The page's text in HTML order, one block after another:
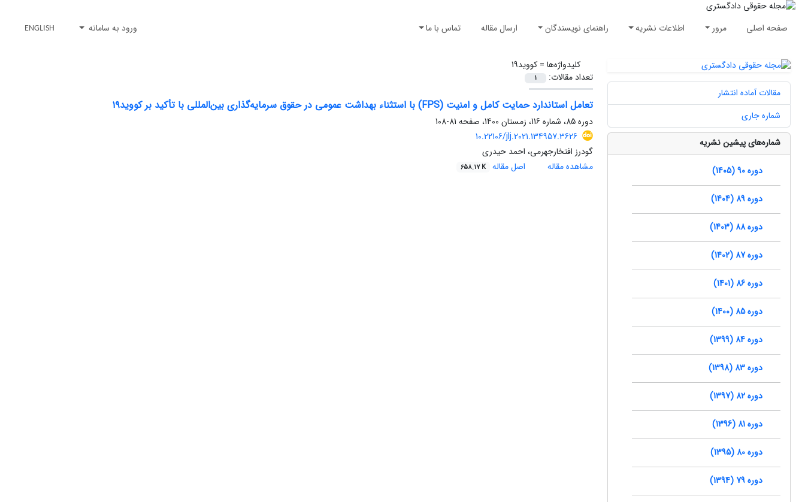
صفحه اصلی مرور اطلاعات نشریه راهنمای نویسندگان ارسال مقاله تماس با ما ورود به سامانه ENGLISH
کلیدواژه‌ها =کووید19
تعداد مقالات:
1
تعامل استاندارد حمایت کامل و امنیت (FPS) با استثناء بهداشت عمومی در حقوق سرمایه‌گذاری بین‌المللی با تأکید بر کووید۱۹
دوره 85، شماره 116، زمستان 1400، صفحه
81-108
10.22106/jlj.2021.134957.3626
گودرز افتخارجهرمی، احمد حیدری
مشاهده مقاله
اصل مقاله 658.17 K
مقالات آماده انتشار
شماره جاری
شماره‌های پیشین نشریه
دوره 90 (1405)
دوره 89 (1404)
دوره 88 (1403)
دوره 87 (1402)
دوره 86 (1401)
دوره 85 (1400)
دوره 84 (1399)
دوره 83 (1398)
دوره 82 (1397)
دوره 81 (1396)
دوره 80 (1395)
دوره 79 (1394)